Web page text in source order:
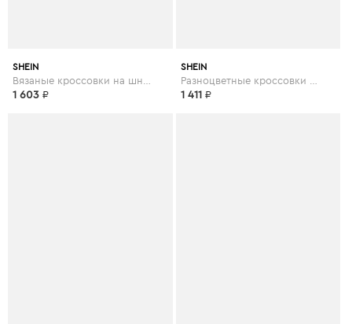
SHEIN
1 603 ₽
SHEIN
1 411 ₽